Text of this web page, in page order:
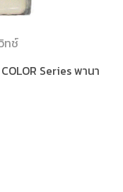
ทช์
Series พานา